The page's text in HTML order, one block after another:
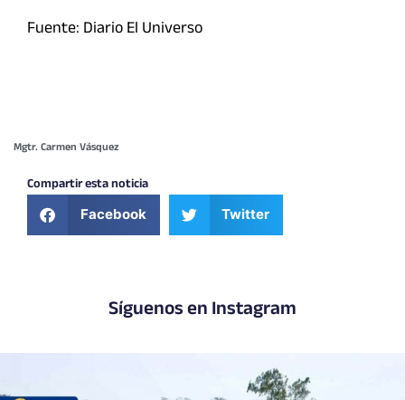
Fuente: Diario El Universo
Mgtr. Carmen Vásquez
Compartir esta noticia
Facebook Twitter
Síguenos en Instagram